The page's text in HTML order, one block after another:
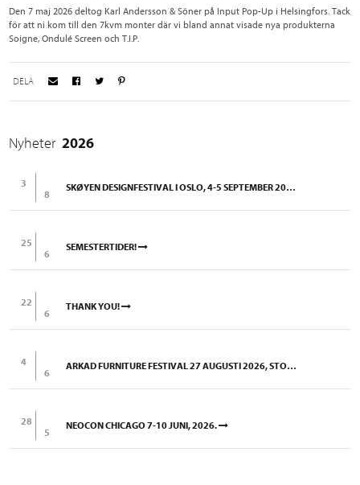
Den 7 maj 2026 deltog Karl Andersson & Söner på Input Pop-Up i Helsingfors. Tack
för att ni kom till den 7kvm monter där vi bland annat visade nya produkterna
Soigne, Ondulé Screen och T.I.P.
DELA
Nyheter 2026
3
8
SKØYEN DESIGNFESTIVAL I OSLO, 4-5 SEPTEMBER 2026
25
6
SEMESTERTIDER!
22
6
THANK YOU!
4
6
ARKAD FURNITURE FESTIVAL 27 AUGUSTI 2026, STOCKHOLM
28
5
NEOCON CHICAGO 7-10 JUNI, 2026.